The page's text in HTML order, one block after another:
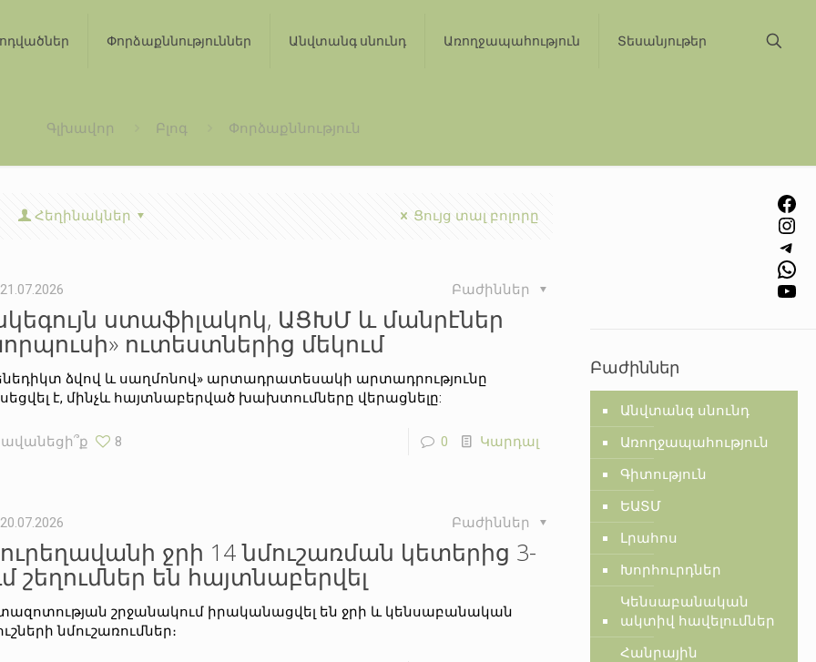
Փորձաքննություններ Անվտանգ սնունդ Առողջապահություն Տեսանյութեր
Գլխավոր Բլոգ Փորձաքննություն
Հեղինակներ Ցույց տալ բոլորը
21.07.2026 Բաժիններ
ստաֆիլակոկ, ԱՑԽՄ և մանրէներ
ուտեստներից մեկում
ձվով և սաղմոնով» արտադրատեսակի արտադրությունը
է, մինչև հայտնաբերված խախտումները վերացնելը:
8 0 Կարդալ
20.07.2026 Բաժիններ
ջրի 14 նմուշառման կետերից 3-
շեղումներ են հայտնաբերվել
շրջանակում իրականացվել են ջրի և կենսաբանական
նմուշառումներ։
Facebook
Instagram
Telegram
WhatsApp
YouTube
Բաժիններ
Անվտանգ սնունդ
Առողջապահություն
Գիտություն
ԵԱՏՄ
Լրահոս
Խորհուրդներ
Կենսաբանական
ակտիվ հավելումներ
Հանրային